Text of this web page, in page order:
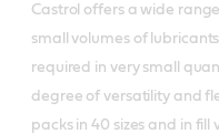
Castrol offers a wide
small volumes of
required in very small
degree of versatility and
packs in 40 sizes and in fill